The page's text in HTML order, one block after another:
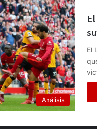
Análisis
El